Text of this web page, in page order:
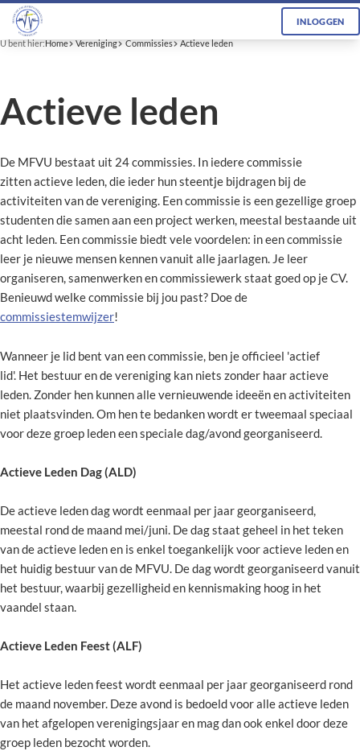
INLOGGEN
U bent hier:Home Vereniging Commissies Actieve leden
Actieve leden
De MFVU bestaat uit 24 commissies. In iedere commissie
zitten actieve leden, die ieder hun steentje bijdragen bij de
activiteiten van de vereniging. Een commissie is een gezellige groep
studenten die samen aan een project werken, meestal bestaande uit
acht leden. Een commissie biedt vele voordelen: in een commissie
leer je nieuwe mensen kennen vanuit alle jaarlagen. Je leer
organiseren, samenwerken en commissiewerk staat goed op je CV.
Benieuwd welke commissie bij jou past? Doe de
commissiestemwijzer!
Wanneer je lid bent van een commissie, ben je officieel 'actief
lid'. Het bestuur en de vereniging kan niets zonder haar actieve
leden. Zonder hen kunnen alle vernieuwende ideeën en activiteiten
niet plaatsvinden. Om hen te bedanken wordt er tweemaal speciaal
voor deze groep leden een speciale dag/avond georganiseerd.
Actieve Leden Dag (ALD)
De actieve leden dag wordt eenmaal per jaar georganiseerd,
meestal rond de maand mei/juni. De dag staat geheel in het teken
van de actieve leden en is enkel toegankelijk voor actieve leden en
het huidig bestuur van de MFVU. De dag wordt georganiseerd vanuit
het bestuur, waarbij gezelligheid en kennismaking hoog in het
vaandel staan.
Actieve Leden Feest (ALF)
Het actieve leden feest wordt eenmaal per jaar georganiseerd rond
de maand november. Deze avond is bedoeld voor alle actieve leden
van het afgelopen verenigingsjaar en mag dan ook enkel door deze
groep leden bezocht worden.